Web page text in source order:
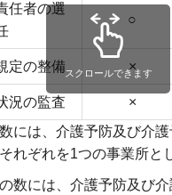
任者の選
○
定の整備 ×
況の監査 ×
スクロールできます
には、介護予防及び介
れぞれを1つの事業所と
数には、介護予防及び